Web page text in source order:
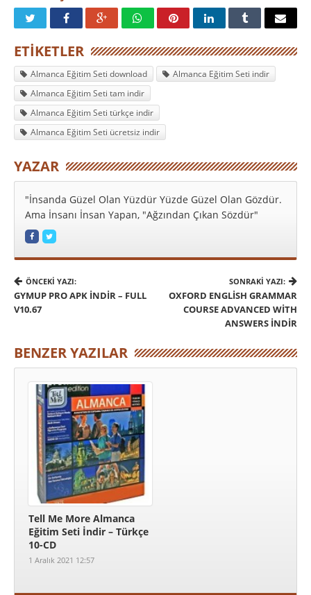
ETIKETLER
Almanca Eğitim Seti download
Almanca Eğitim Seti indir
Almanca Eğitim Seti tam indir
Almanca Eğitim Seti türkçe indir
Almanca Eğitim Seti ücretsiz indir
YAZAR
"İnsanda Güzel Olan Yüzdür Yüzde Güzel Olan Gözdür.
Ama İnsanı İnsan Yapan, "Ağzından Çıkan Sözdür"
ÖNCEKI YAZI:
GYMUP PRO APK İNDIR – FULL
V10.67
SONRAKI YAZI:
OXFORD ENGLISH GRAMMAR
COURSE ADVANCED WITH
ANSWERS İNDIR
BENZER YAZILAR
Tell Me More Almanca
Eğitim Seti İndir – Türkçe
10-CD
1 Aralık 2021 12:57